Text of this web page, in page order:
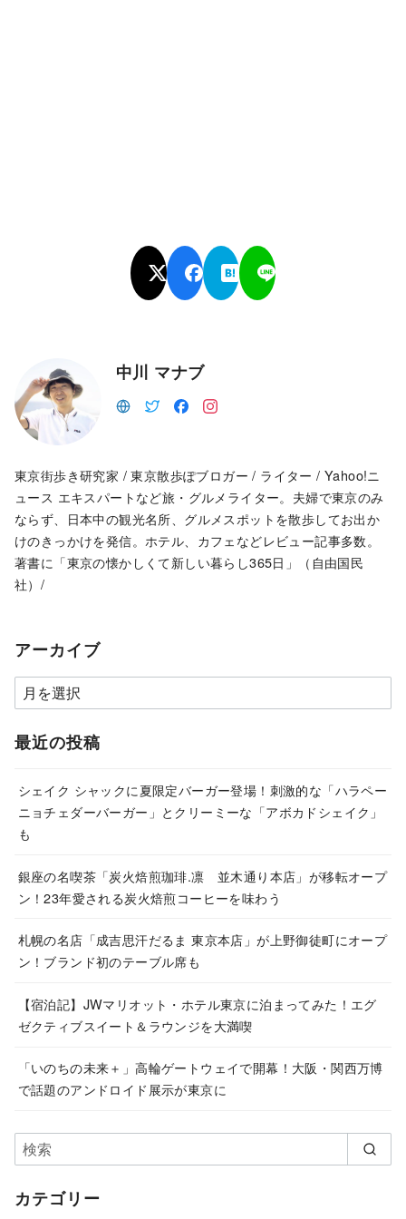
中川 マナブ
東京街歩き研究家 / 東京散歩ぽブロガー / ライター / Yahoo!ニ
ュース エキスパートなど旅・グルメライター。夫婦で東京のみ
ならず、日本中の観光名所、グルメスポットを散歩してお出か
けのきっかけを発信。ホテル、カフェなどレビュー記事多数。
著書に「東京の懐かしくて新しい暮らし365日」（自由国民
社）/
アーカイブ
ア
ー
カ
ブ
最近の投稿
シェイク シャックに夏限定バーガー登場！刺激的な「ハラペー
ニョチェダーバーガー」とクリーミーな「アボカドシェイク」
も
銀座の名喫茶「炭火焙煎珈琲.凛 並木通り本店」が移転オープ
ン！23年愛される炭火焙煎コーヒーを味わう
札幌の名店「成吉思汗だるま 東京本店」が上野御徒町にオープ
ン！ブランド初のテーブル席も
【宿泊記】JWマリオット・ホテル東京に泊まってみた！エグ
ゼクティブスイート＆ラウンジを大満喫
「いのちの未来＋」高輪ゲートウェイで開幕！大阪・関西万博
で話題のアンドロイド展示が東京に
カテゴリー